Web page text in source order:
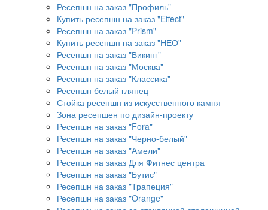
Ресепшн на заказ "Профиль"
Купить ресепшн на заказ "Effect"
Ресепшн на заказ "Prism"
Купить ресепшн на заказ "НЕО"
Ресепшн на заказ "Викинг"
Ресепшн на заказ "Москва"
Ресепшн на заказ "Классика"
Ресепшн белый глянец
Стойка ресепшн из искусственного камня
Зона ресепшен по дизайн-проекту
Ресепшн на заказ "Fora"
Ресепшн на заказ "Черно-белый"
Ресепшн на заказ "Амели"
Ресепшн на заказ Для Фитнес центра
Ресепшн на заказ "Бутис"
Ресепшн на заказ "Трапеция"
Ресепшн на заказ "Orange"